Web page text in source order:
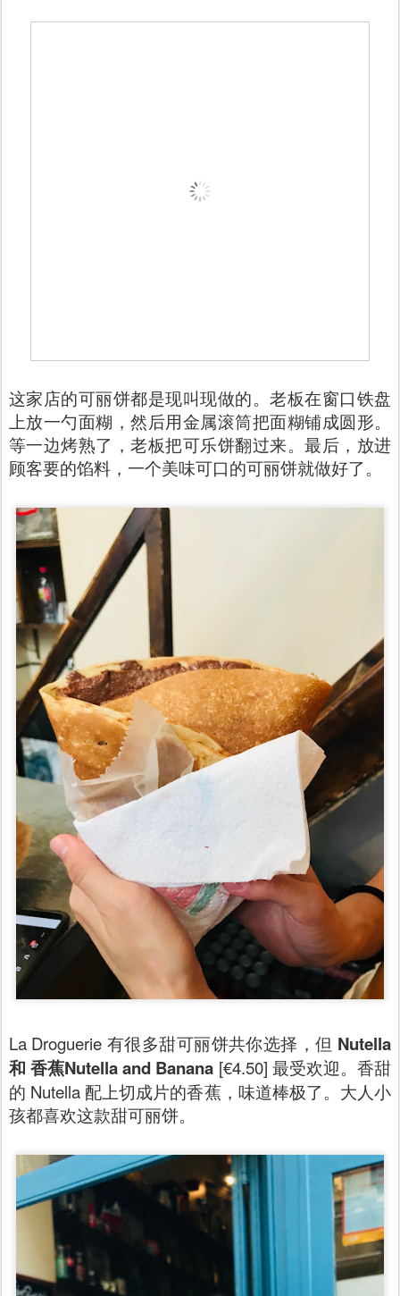
这家店的可丽饼都是现叫现做的。老板在窗口铁盘
上放一勺面糊，然后用金属滚筒把面糊铺成圆形。
等一边烤熟了，老板把可乐饼翻过来。最后，放进
顾客要的馅料，一个美味可口的可丽饼就做好了。
La Droguerie 有很多甜可丽饼共你选择，但 Nutella
和 香蕉Nutella and Banana [€4.50] 最受欢迎。香甜
的 Nutella 配上切成片的香蕉，味道棒极了。大人小
孩都喜欢这款甜可丽饼。